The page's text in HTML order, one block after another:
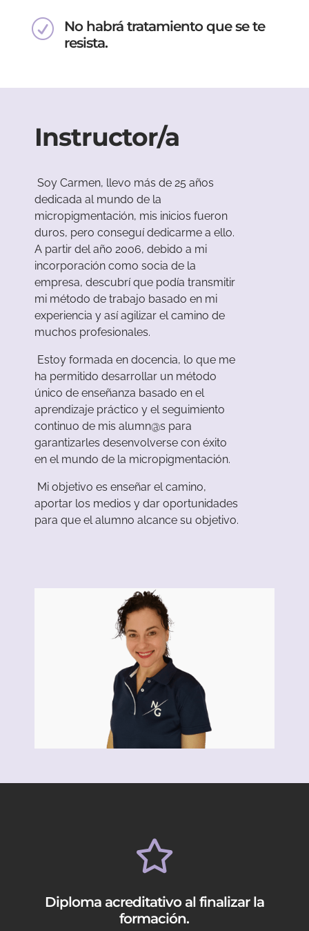
R
No habrá tratamiento que se te
resista.
Instructor/a
Soy Carmen, llevo más de 25 años
dedicada al mundo de la
micropigmentación, mis inicios fueron
duros, pero conseguí dedicarme a ello.
A partir del año 2006, debido a mi
incorporación como socia de la
empresa, descubrí que podía transmitir
mi método de trabajo basado en mi
experiencia y así agilizar el camino de
muchos profesionales.
Estoy formada en docencia, lo que me
ha permitido desarrollar un método
único de enseñanza basado en el
aprendizaje práctico y el seguimiento
continuo de mis alumn@s para
garantizarles desenvolverse con éxito
en el mundo de la micropigmentación.
Mi objetivo es enseñar el camino,
aportar los medios y dar oportunidades
para que el alumno alcance su objetivo.

Diploma acreditativo al finalizar la
formación.